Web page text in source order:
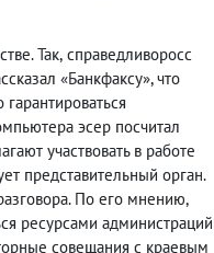
Так, справедливоросс
«Банкфаксу», что
эсер посчитал
участвовать в работе
представительный орган.
По его мнению,
ресурсами администраций
совещания с краевым